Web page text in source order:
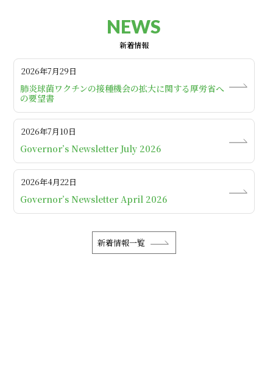
NEWS
新着情報
2026年7月29日
肺炎球菌ワクチンの接種機会の拡大に関する厚労省へ
の要望書
2026年7月10日
Governor’s Newsletter July 2026
2026年4月22日
Governor’s Newsletter April 2026
新着情報一覧